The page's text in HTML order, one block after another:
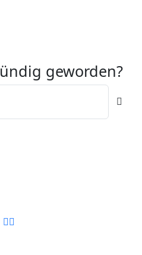
geworden?
Telefon